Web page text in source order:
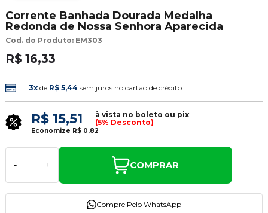
Corrente Banhada Dourada Medalha
Redonda de Nossa Senhora Aparecida
Cod. do Produto: EM303
R$ 16,33
3xde R$ 5,44 sem juros no cartão de crédito
R$ 15,51
à vista no boleto ou pix
(5% Desconto)
Economize R$ 0,82
- + COMPRAR
Compre Pelo WhatsApp